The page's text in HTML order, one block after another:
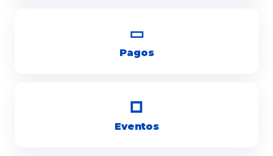
▭
Pagos
□
Eventos